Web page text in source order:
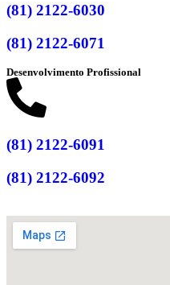
(81) 2122-6030
(81) 2122-6071
Desenvolvimento Profissional
(81) 2122-6091
(81) 2122-6092